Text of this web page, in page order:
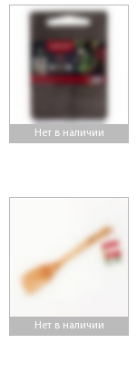
Нет в наличии
Нет в наличии